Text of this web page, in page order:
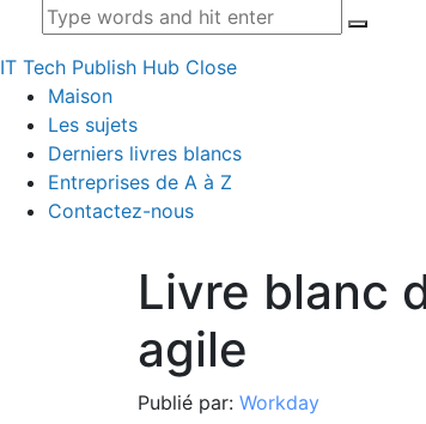
IT Tech Publish Hub Close
Maison
Les sujets
Derniers livres blancs
Entreprises de A à Z
Contactez-nous
Livre blanc
agile
Publié par: Workday